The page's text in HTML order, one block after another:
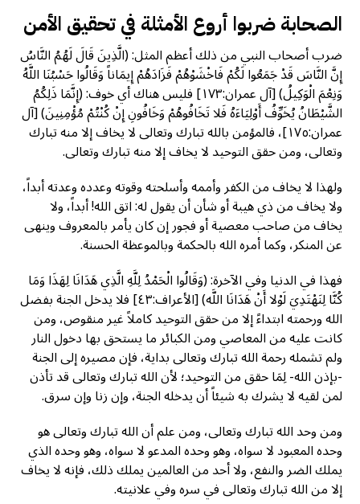
الصحابة ضربوا أروع الأمثلة في تحقيق الأمن
ضرب أصحاب النبي من ذلك أعظم المثل: (الَّذِينَ قَالَ لَهُمُ النَّاسُ
إِنَّ النَّاسَ قَدْ جَمَعُوا لَكُمْ فَاخْشَوْهُمْ فَزَادَهُمْ إِيمَاناً وَقَالُوا حَسْبُنَا اللَّهُ
وَنِعْمَ الْوَكِيلُ) [آل عمران:١٧٣] فليس هناك أي خوف: (إِنَّمَا ذَلِكُمُ
الشَّيْطَانُ يُخَوِّفُ أَوْلِيَاءَهُ فَلا تَخَافُوهُمْ وَخَافُونِ إِنْ كُنْتُمْ مُؤْمِنِينَ) [آل
عمران:١٧٥]، فالمؤمن بالله تبارك وتعالى لا يخاف إلا منه تبارك
وتعالى، ومن حقق التوحيد لا يخاف إلا منه تبارك وتعالى.
ولهذا لا يخاف من الكفر وأممه وأسلحته وقوته وعدده وعدته أبداً،
ولا يخاف من ذي هيبة أو شأن أن يقول له: اتق الله! أبداً، ولا
يخاف من صاحب معصية أو فجور إن كان يأمر بالمعروف وينهى
عن المنكر، وكما أمره الله بالحكمة وبالموعظة الحسنة.
فهذا في الدنيا وفي الآخرة: (وَقَالُوا الْحَمْدُ لِلَّهِ الَّذِي هَدَانَا لِهَذَا وَمَا
كُنَّا لِنَهْتَدِيَ لَوْلا أَنْ هَدَانَا اللَّه) [الأعراف:٤٣] فلا يدخل الجنة بفضل
الله ورحمته ابتداءً إلا من حقق التوحيد كاملاً غير منقوص، ومن
كانت عليه من المعاصي ومن الكبائر ما يستحق بها دخول النار
ولم تشمله رحمة الله تبارك وتعالى بداية، فإن مصيره إلى الجنة
-بإذن الله- لِمَا حقق من التوحيد؛ لأن الله تبارك وتعالى قد تأذن
لمن لقيه لا يشرك به شيئاً أن يدخله الجنة، وإن زنا وإن سرق.
ومن وحد الله تبارك وتعالى، ومن علم أن الله تبارك وتعالى هو
وحده المعبود لا سواه، وهو وحده المدعو لا سواه، وهو وحده الذي
يملك الضر والنفع، ولا أحد من العالمين يملك ذلك، فإنه لا يخاف
إلا من الله تبارك وتعالى في سره وفي علانيته.